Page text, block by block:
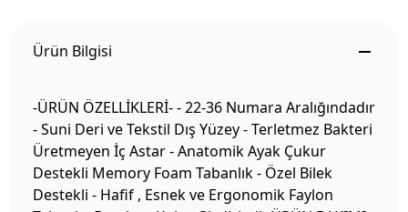
Ürün Bilgisi
-ÜRÜN ÖZELLİKLERİ- - 22-36 Numara Aralığındadır
- Suni Deri ve Tekstil Dış Yüzey - Terletmez Bakteri
Üretmeyen İç Astar - Anatomik Ayak Çukur
Destekli Memory Foam Tabanlık - Özel Bilek
Destekli - Hafif , Esnek ve Ergonomik Faylon